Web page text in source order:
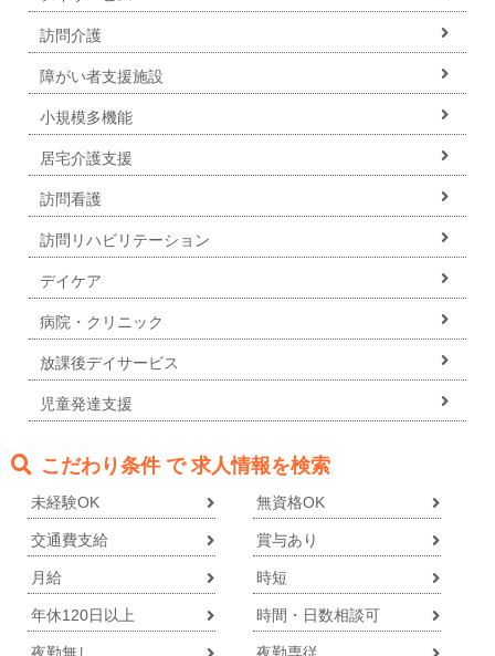
訪問介護
障がい者支援施設
小規模多機能
居宅介護支援
訪問看護
訪問リハビリテーション
デイケア
病院・クリニック
放課後デイサービス
児童発達支援
こだわり条件 で 求人情報を検索
未経験OK 無資格OK
交通費支給 賞与あり
月給 時短
年休120日以上 時間・日数相談可
夜勤無し 夜勤専従